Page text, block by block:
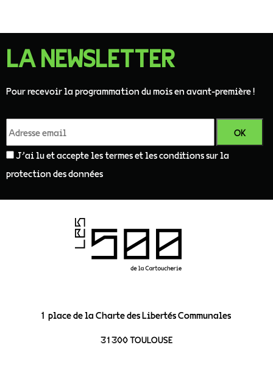
LA NEWSLETTER
Pour recevoir la programmation du mois en avant-première !
J'ai lu et accepte les termes et les conditions sur la
protection des données
1 place de la Charte des Libertés Communales
31300 TOULOUSE